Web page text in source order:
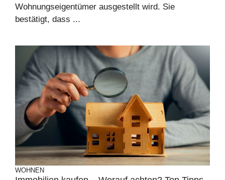
Wohnungseigentümer ausgestellt wird. Sie
bestätigt, dass ...
WOHNEN